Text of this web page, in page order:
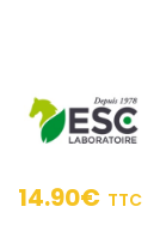
14.90€ TTC